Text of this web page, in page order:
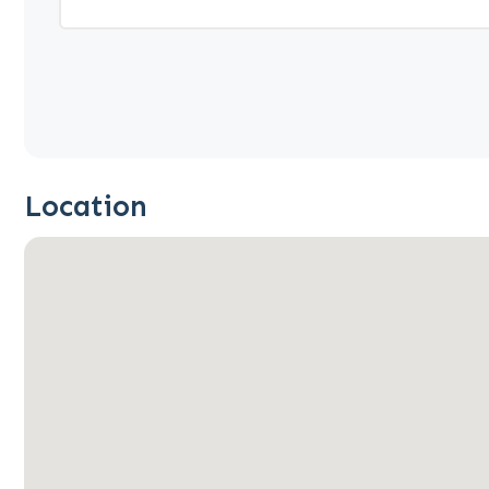
Location